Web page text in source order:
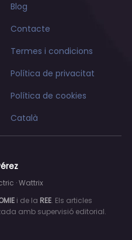
Blog
Contacte
Termes i condicions
Política de privacitat
Política de cookies
Català
· Wattrix
i de la REE. Els articles
amb supervisió editorial.